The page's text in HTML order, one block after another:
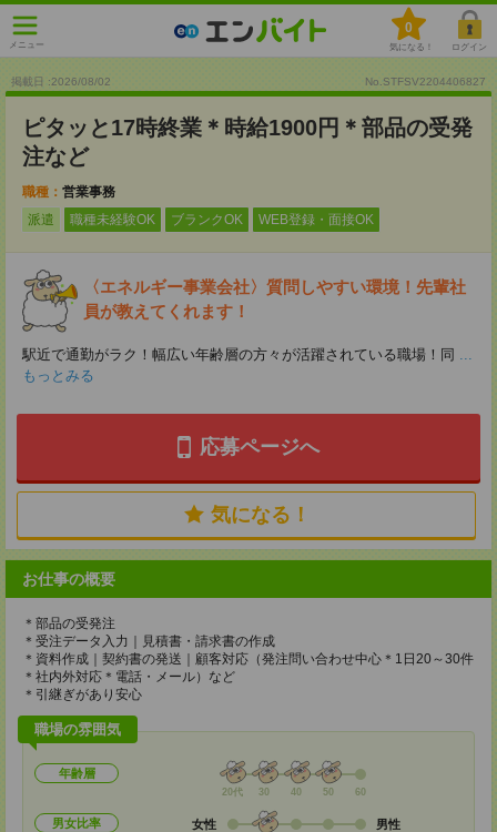
メニュー
0
気になる！ ログイン
掲載日 :2026/08/02 No.STFSV2204406827
ピタッと17時終業＊時給1900円＊部品の受発
注など
職種： 営業事務
派遣
職種未経験OK ブランクOK WEB登録・面接OK
〈エネルギー事業会社〉質問しやすい環境！先輩社
員が教えてくれます！
駅近で通勤がラク！幅広い年齢層の方々が活躍されている職場！同 ...
もっとみる
応募ページへ
気になる！
お仕事の概要
＊部品の受発注
＊受注データ入力｜見積書・請求書の作成
＊資料作成｜契約書の発送｜顧客対応（発注問い合わせ中心＊1日20～30件
＊社内外対応＊電話・メール）など
＊引継ぎがあり安心
職場の雰囲気
年齢層
20代 30 40 50 60
男女比率 女性 男性